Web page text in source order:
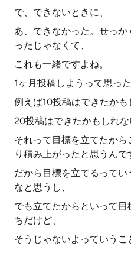
で、できないときに、
あ、できなかった。せっ
ったじゃなくて、
これも一緒ですよね。
1ヶ月投稿しようって思った
例えば10投稿はできたかも
20投稿はできたかもしれな
それって目標を立てたか
り積み上がったと思うんで
だから目標を立てるって
なと思うし、
でも立てたからといって
ちだけど、
そうじゃないよっていうこ